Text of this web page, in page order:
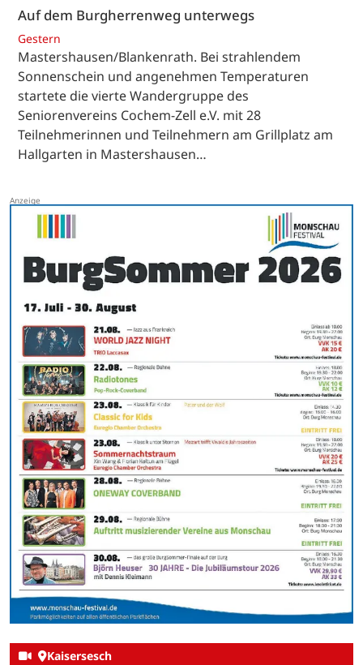
Auf dem Burgherrenweg unterwegs
Gestern
Mastershausen/Blankenrath. Bei strahlendem
Sonnenschein und angenehmen Temperaturen
startete die vierte Wandergruppe des
Seniorenvereins Cochem-Zell e.V. mit 28
Teilnehmerinnen und Teilnehmern am Grillplatz am
Hallgarten in Mastershausen…
Kaisersesch